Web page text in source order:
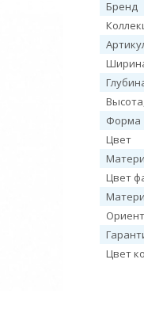
Бренд
Форма
Цвет
Цвет
Цвет